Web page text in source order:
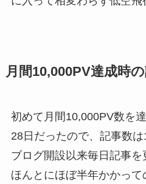
月間10,000PV達成時
初めて月間10,000PV数を
28日だったので、記事数は
ブログ開設以来毎日記事を
ほんとにほぼ半年かかっ